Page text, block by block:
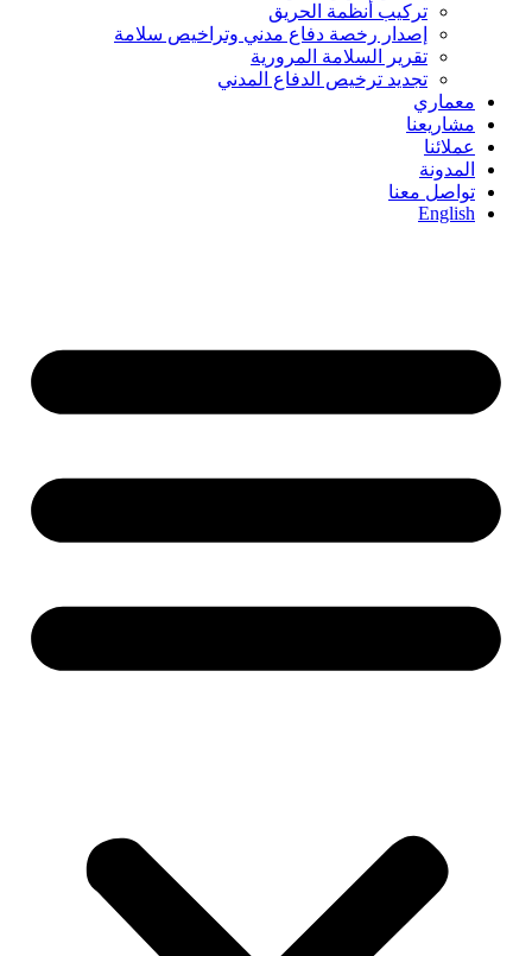
تركيب أنظمة الحريق
إصدار رخصة دفاع مدني وتراخيص سلامة
تقرير السلامة المرورية
تجديد ترخيص الدفاع المدني
معماري
مشاريعنا
عملائنا
المدونة
تواصل معنا
English